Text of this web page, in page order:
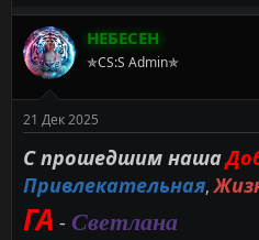
а
к
ц
и
и
НЕБЕСЕН
✯CS:S Admin✯
21 Дек 2025
С прошедшим наша
Привлекательная,
ГА - Светлана